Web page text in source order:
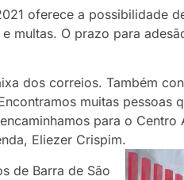
oferece a possibilidade
multas. O prazo para
dos correios. Também
muitas pessoas
para o
Eliezer Crispim.
de Barra de São